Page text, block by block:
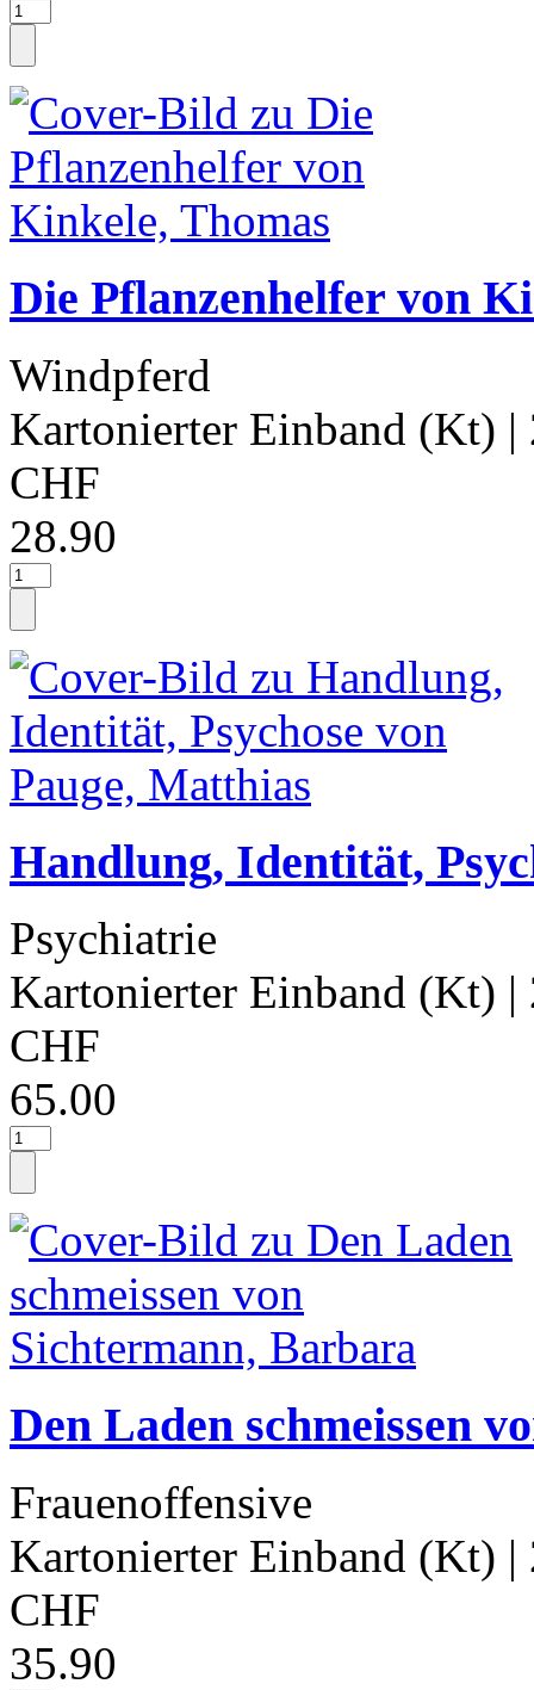
Die Pflanzenhelfer von
Windpferd
Kartonierter Einband (Kt) |
CHF
28.90
Handlung, Identität,
Psychiatrie
Kartonierter Einband (Kt) |
CHF
65.00
Den Laden schmeissen
Frauenoffensive
Kartonierter Einband (Kt) |
CHF
35.90